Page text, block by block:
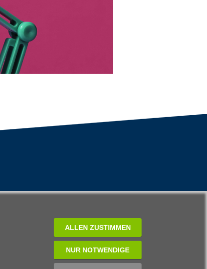
ALLEN ZUSTIMMEN
NUR NOTWENDIGE